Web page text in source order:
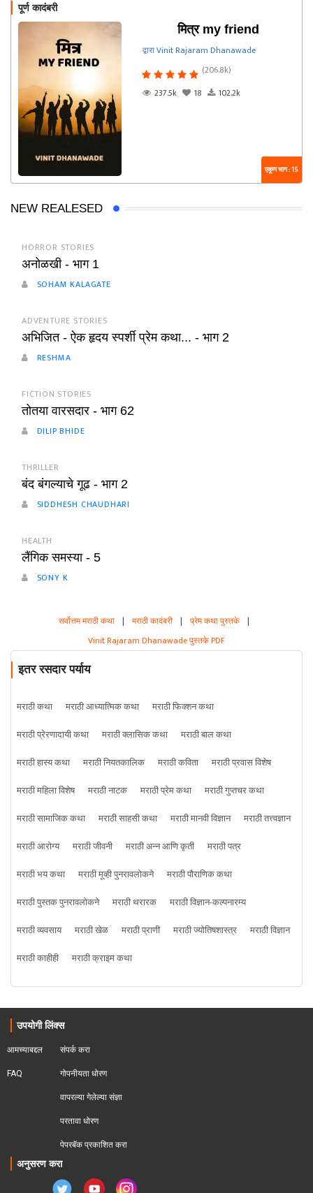
पूर्ण कादंबरी
मित्र my friend
द्वारा Vinit Rajaram Dhanawade
(206.8k)
237.5k
18 102.2k
एकूण भाग : 15
NEW REALESED
HORROR STORIES
अनोळखी - भाग 1
SOHAM KALAGATE
ADVENTURE STORIES
अभिजित - ऐक हृदय स्पर्शी प्रेम कथा... - भाग 2
RESHMA
FICTION STORIES
तोतया वारसदार - भाग 62
DILIP BHIDE
THRILLER
बंद बंगल्याचे गूढ - भाग 2
SIDDHESH CHAUDHARI
HEALTH
लैंगिक समस्या - 5
SONY K
सर्वोत्तम मराठी कथा | मराठी कादंबरी | प्रेम कथा पुस्तके |
Vinit Rajaram Dhanawade पुस्तके PDF
इतर रसदार पर्याय
मराठी कथा मराठी आध्यात्मिक कथा
मराठी फिक्शन कथा
मराठी प्रेरणादायी कथा
मराठी क्लासिक कथा
मराठी बाल कथा
मराठी हास्य कथा
मराठी नियतकालिक मराठी कविता
मराठी प्रवास विशेष
मराठी महिला विशेष
मराठी नाटक मराठी प्रेम कथा
मराठी गुप्तचर कथा
मराठी सामाजिक कथा
मराठी साहसी कथा मराठी मानवी विज्ञान
मराठी तत्त्वज्ञान
मराठी आरोग्य
मराठी जीवनी मराठी अन्न आणि कृती
मराठी पत्र
मराठी भय कथा
मराठी मूव्ही पुनरावलोकने
मराठी पौराणिक कथा
मराठी पुस्तक पुनरावलोकने
मराठी थरारक
मराठी विज्ञान-कल्पनारम्य
मराठी व्यवसाय
मराठी खेळ मराठी प्राणी मराठी ज्योतिषशास्त्र
मराठी विज्ञान
मराठी काहीही
मराठी क्राइम कथा
उपयोगी लिंक्स
आमच्याबद्दल
FAQ
संपर्क करा
गोपनीयता धोरण
वापरल्या गेलेल्या संज्ञा
परतावा धोरण
पेपरबॅक प्रकाशित करा
अनुसरण करा